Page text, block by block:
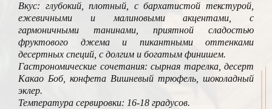
Вкус: глубокий, плотный, с бархатистой текстурой,
ежевичными и малиновыми акцентами, с
гармоничными танинами, приятной сладостью
фруктового джема и пикантными оттенками
десертных специй, с долгим и богатым финишем.
Гастрономические сочетания: сырная тарелка, десерт
Какао Боб, конфета Вишневый трюфель, шоколадный
эклер.
Температура сервировки: 16-18 градусов.